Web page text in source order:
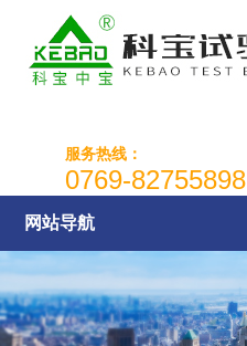
服务热线：
0769-82755898
网站导航